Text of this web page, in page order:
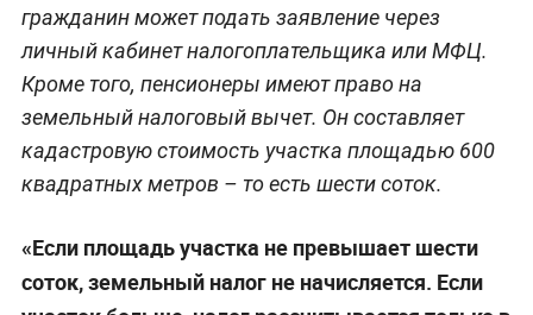
гражданин может подать заявление через
личный кабинет налогоплательщика или МФЦ.
Кроме того, пенсионеры имеют право на
земельный налоговый вычет. Он составляет
кадастровую стоимость участка площадью 600
квадратных метров – то есть шести соток.
«Если площадь участка не превышает шести
соток, земельный налог не начисляется. Если